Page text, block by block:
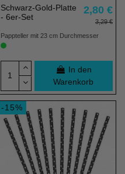
Schwarz-Gold-Platte
- 6er-Set
2,80 €
3,29 €
Pappteller mit 23 cm Durchmesser
In den
Warenkorb
-15%